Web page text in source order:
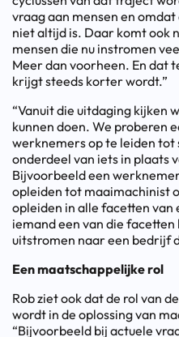
vraag aan mensen en
niet altijd is. Daar komt ook
mensen die nu instromen
Meer dan voorheen. En dat
krijgt steeds korter wordt.”
“Vanuit die uitdaging kijken
kunnen doen. We proberen
werknemers op te leiden tot
onderdeel van iets in plaats
Bijvoorbeeld een
opleiden tot maaimachinist
opleiden in alle facetten
iemand een van die
uitstromen naar een bedrijf
Een maatschappelijke rol
Rob ziet ook dat de rol van
wordt in de oplossing van
“Bijvoorbeeld bij actuele